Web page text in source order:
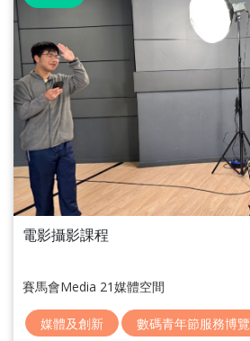
電影攝影課程
賽馬會Media 21媒體空間
媒體及創新 數碼青年節服務博覽